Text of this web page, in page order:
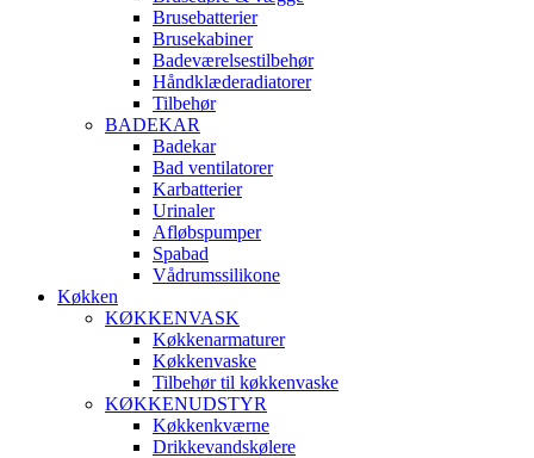
Brusebatterier
Brusekabiner
Badeværelsestilbehør
Håndklæderadiatorer
Tilbehør
BADEKAR
Badekar
Bad ventilatorer
Karbatterier
Urinaler
Afløbspumper
Spabad
Vådrumssilikone
Køkken
KØKKENVASK
Køkkenarmaturer
Køkkenvaske
Tilbehør til køkkenvaske
KØKKENUDSTYR
Køkkenkværne
Drikkevandskølere